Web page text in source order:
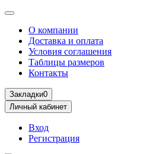
О компании
Доставка и оплата
Условия соглашения
Таблицы размеров
Контакты
Закладки0
Личный кабинет
Вход
Регистрация